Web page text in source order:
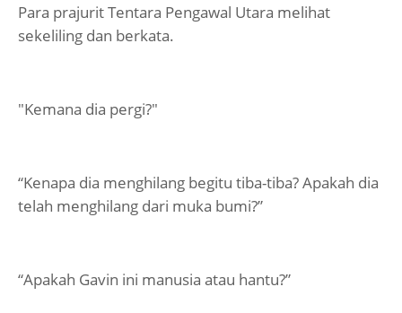
Para prajurit Tentara Pengawal Utara melihat
sekeliling dan berkata.
"Kemana dia pergi?"
“Kenapa dia menghilang begitu tiba-tiba? Apakah dia
telah menghilang dari muka bumi?”
“Apakah Gavin ini manusia atau hantu?”